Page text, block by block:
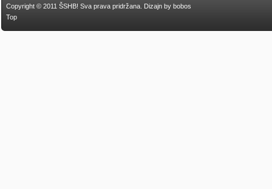
Copyright © 2011 ŠSHB! Sva prava pridržana. Dizajn by bobos
Top